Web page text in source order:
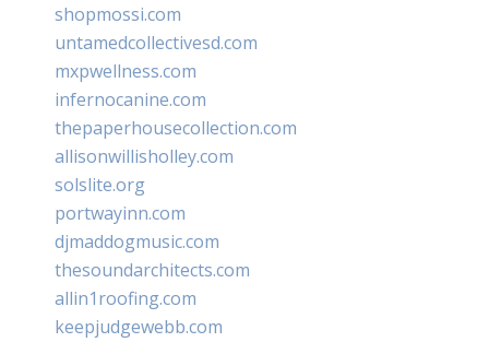
shopmossi.com
untamedcollectivesd.com
mxpwellness.com
infernocanine.com
thepaperhousecollection.com
allisonwillisholley.com
solslite.org
portwayinn.com
djmaddogmusic.com
thesoundarchitects.com
allin1roofing.com
keepjudgewebb.com